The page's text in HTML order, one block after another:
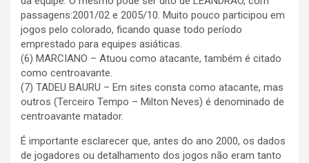
passagens:2001/02 e 2005/10. Muito pouco participou em
jogos pelo colorado, ficando quase todo período
emprestado para equipes asiáticas.
(6) MARCIANO – Atuou como atacante, também é citado
como centroavante.
(7) TADEU BAURU – Em sites consta como atacante, mas
outros (Terceiro Tempo – Milton Neves) é denominado de
centroavante matador.
É importante esclarecer que, antes do ano 2000, os dados
de jogadores ou detalhamento dos jogos não eram tanto